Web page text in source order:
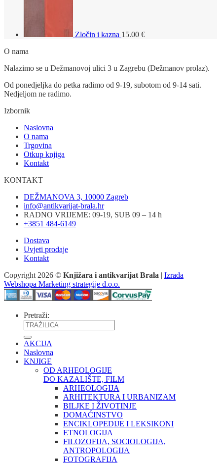
Zločin i kazna 15.00 €
O nama
Nalazimo se u Dežmanovoj ulici 3 u Zagrebu (Dežmanov prolaz).
Od ponedjeljka do petka radimo od 9-19, subotom od 9-14 sati.
Nedjeljom ne radimo.
Izbornik
Naslovna
O nama
Trgovina
Otkup knjiga
Kontakt
KONTAKT
DEŽMANOVA 3, 10000 Zagreb
info@antikvarijat-brala.hr
RADNO VRIJEME: 09-19, SUB 09 – 14 h
+3851 484-6149
Dostava
Uvjeti prodaje
Kontakt
Copyright 2026 © Knjižara i antikvarijat Brala | Izrada
Webshopa Marketing strategije d.o.o.
Pretraži:
AKCIJA
Naslovna
KNJIGE
OD ARHEOLOGIJE
DO KAZALIŠTE, FILM
ARHEOLOGIJA
ARHITEKTURA I URBANIZAM
BILJKE I ŽIVOTINJE
DOMAĆINSTVO
ENCIKLOPEDIJE I LEKSIKONI
ETNOLOGIJA
FILOZOFIJA, SOCIOLOGIJA,
ANTROPOLOGIJA
FOTOGRAFIJA